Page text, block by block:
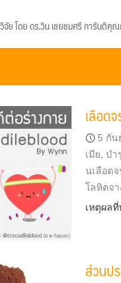
จัย โดย ดร.วิน เชยชมศรี การันตีคุ
เลือด
5 กัน
เมีย บำ
นเลือดจ
โลหิตจา
เหตุผล
ส่วนป